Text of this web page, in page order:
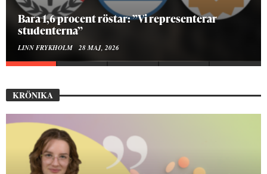
Bara 1,6 procent röstar: ”Vi representerar
studenterna”
LINN FRYKHOLM 28 MAJ, 2026
KRÖNIKA